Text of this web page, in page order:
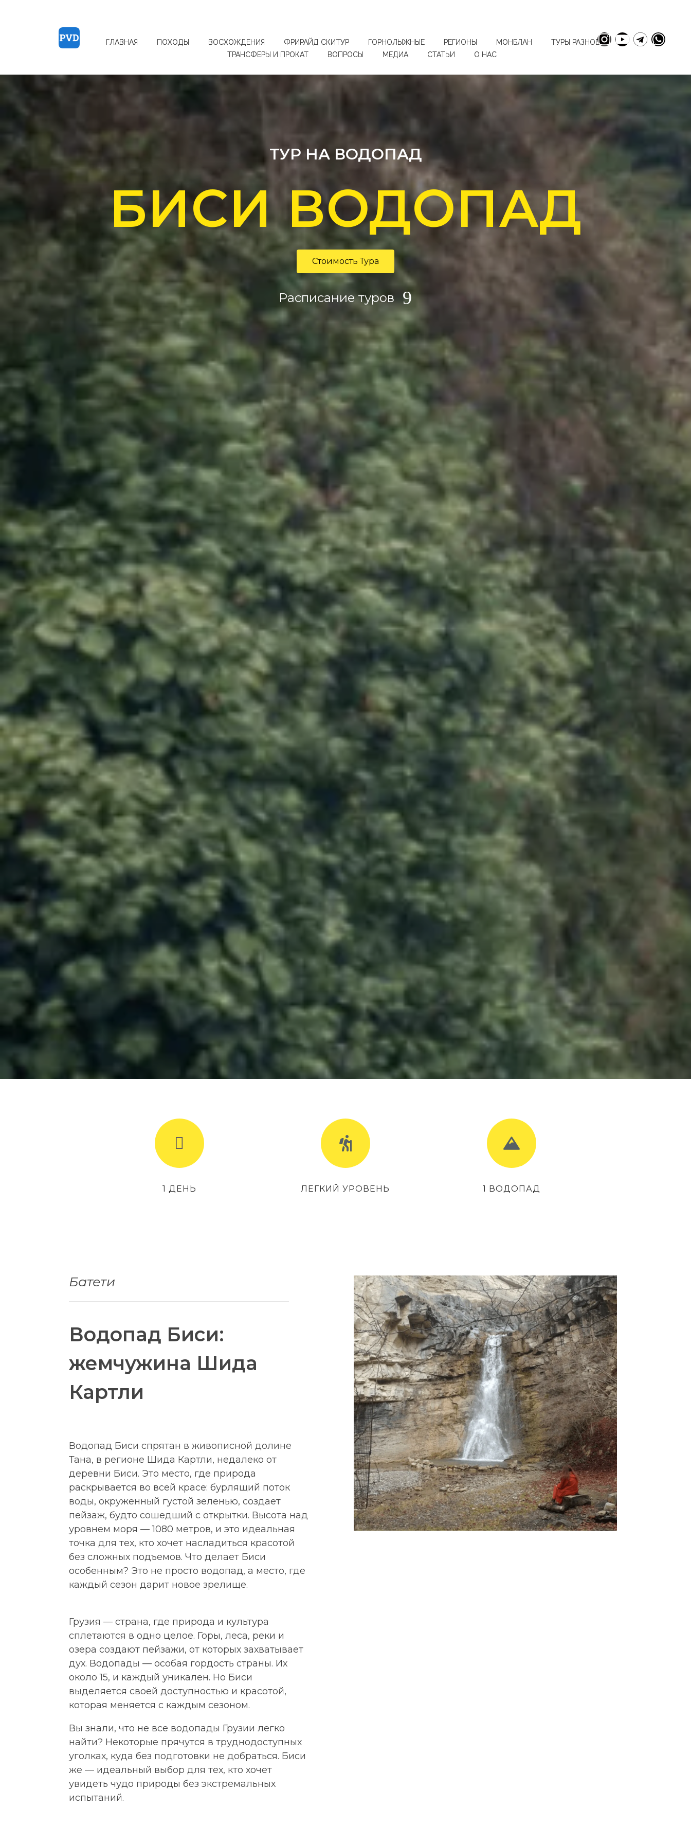
ГЛАВНАЯ ПОХОДЫ ВОСХОЖДЕНИЯ ФРИРАЙД СКИТУР ГОРНОЛЫЖНЫЕ РЕГИОНЫ МОНБЛАН
ТУРЫ РАЗНОЕ
ТРАНСФЕРЫ И ПРОКАТ
ВОПРОСЫ МЕДИА СТАТЬИ О НАС
ТУР НА ВОДОПАД
БИСИ ВОДОПАД
Стоимость Тура
Расписание туров
1 ДЕНЬ ЛЕГКИЙ УРОВЕНЬ 1 ВОДОПАД
Батети
Водопад Биси:
жемчужина Шида
Картли
Водопад Биси спрятан в живописной долине
Тана, в регионе Шида Картли, недалеко от
деревни Биси. Это место, где природа
раскрывается во всей красе: бурлящий поток
воды, окруженный густой зеленью, создает
пейзаж, будто сошедший с открытки. Высота над
уровнем моря — 1080 метров, и это идеальная
точка для тех, кто хочет насладиться красотой
без сложных подъемов. Что делает Биси
особенным? Это не просто водопад, а место, где
каждый сезон дарит новое зрелище.
Грузия — страна, где природа и культура
сплетаются в одно целое. Горы, леса, реки и
озера создают пейзажи, от которых захватывает
дух. Водопады — особая гордость страны. Их
около 15, и каждый уникален. Но Биси
выделяется своей доступностью и красотой,
которая меняется с каждым сезоном.
Вы знали, что не все водопады Грузии легко
найти? Некоторые прячутся в труднодоступных
уголках, куда без подготовки не добраться. Биси
же — идеальный выбор для тех, кто хочет
увидеть чудо природы без экстремальных
испытаний.